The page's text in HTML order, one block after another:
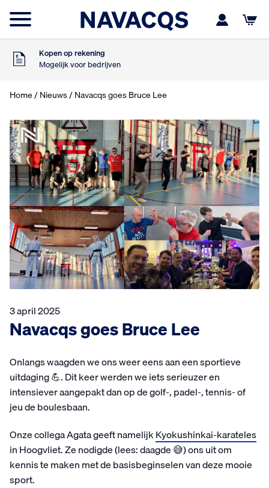
Maandag in huis
9
Klanten geven ons
Op basis van 453 beoordelingen
Kopen op rekening
Mogelijk voor bedrijven
Voor 16:00 besteld
9,5
Klanten geven ons
Op basis van 453 beoordelingen
Kopen op rekening
Mogelijk voor bedrijven
Gratis verzending
Vanaf €75,- excl. BTW
Voor 16:00 besteld
Maandag in huis
Home/Nieuws/ Navacqs goes Bruce Lee
3 april 2025
Navacqs goes Bruce Lee
Onlangs waagden we ons weer eens aan een sportieve
uitdaging 💪. Dit keer werden we iets serieuzer en
intensiever aangepakt dan op de golf-, padel-, tennis- of
jeu de boulesbaan.
Onze collega Agata geeft namelijkKyokushinkai-karateles
in Hoogvliet. Ze nodigde (lees: daagde 😅) ons uit om
kennis te maken met de basisbeginselen van deze mooie
sport.